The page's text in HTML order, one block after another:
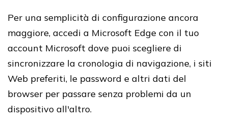
Per una semplicità di configurazione ancora
maggiore, accedi a Microsoft Edge con il tuo
account Microsoft dove puoi scegliere di
sincronizzare la cronologia di navigazione, i siti
Web preferiti, le password e altri dati del
browser per passare senza problemi da un
dispositivo all'altro.